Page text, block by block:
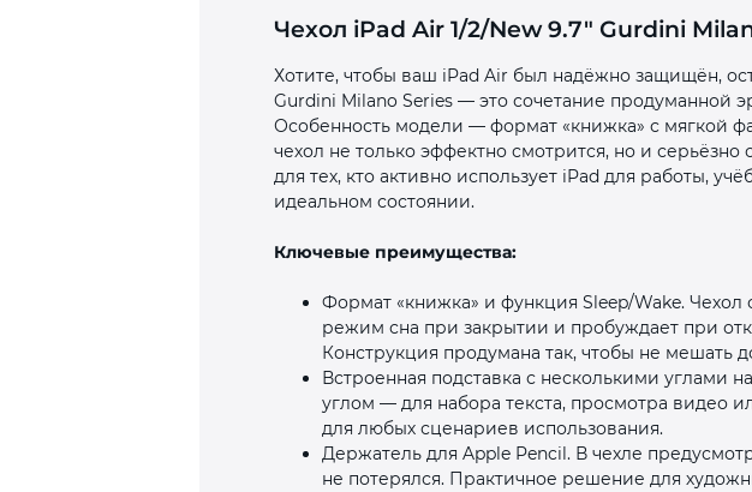
Чехол iPad Air 1/2/New 9.7" Gurdini
Хотите, чтобы ваш iPad Air был надёжно защищён,
Gurdini Milano Series — это сочетание продуманной
Особенность модели — формат «книжка» с мягкой
чехол не только эффектно смотрится, но и
для тех, кто активно использует iPad для работы,
идеальном состоянии.
Ключевые преимущества:
Формат «книжка» и функция Sleep/Wake.
режим сна при закрытии и пробуждает при
Конструкция продумана так, чтобы не мешать
Встроенная подставка с несколькими углами
углом — для набора текста, просмотра видео
для любых сценариев использования.
Держатель для Apple Pencil. В чехле
не потерялся. Практичное решение для
недели
8